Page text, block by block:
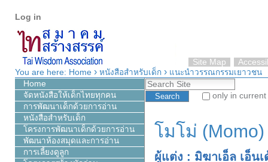
content.
Skip
to
navigation
Site Map
tools
Log in
You are here: Home › หนังสือสำหรับเด็ก › แนะนำวรรณกรรมเยาวชน
Search Site
only in current
โมโม่ (Momo)
ผู้แต่ง : มิฆาเอ็ล เอ็น
Home
จัดหนังสือให้เด็กไทยทุกคน
การพัฒนาเด็กด้วยการอ่าน
หนังสือสำหรับเด็ก
โครงการพัฒนาเด็กด้วยการอ่าน
พัฒนาห้องสมุดและการอ่าน
การเลี้ยงดูลูก